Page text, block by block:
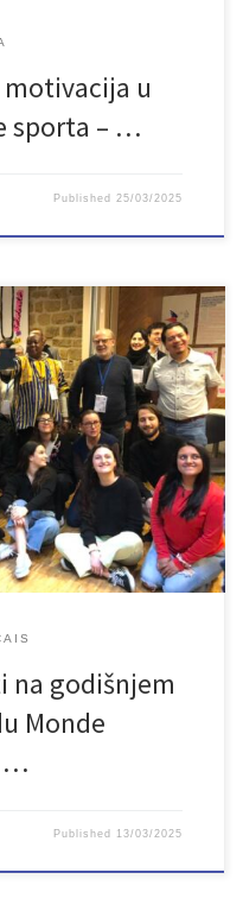
u
sporta – …
Published 25/03/2025
održanim ljetnjim
LAN je vrlo
Drugi dan je
zemalja koje prisustvuju
jednom retrospektiva
[…]
na godišnjem
Monde
…
Published 13/03/2025